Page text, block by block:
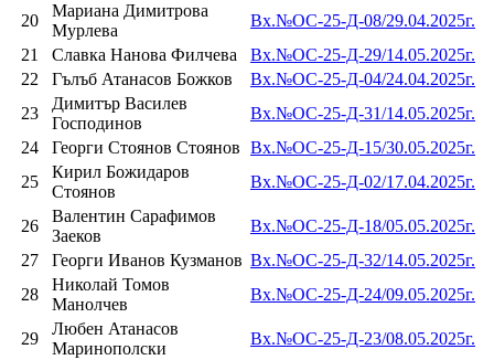
20
Мариана Димитрова
Мурлева
Вх.№ОС-25-Д-08/29.04.2025г.
21
Славка Нанова Филчева
Вх.№ОС-25-Д-29/14.05.2025г.
22
Гълъб Атанасов Божков
Вх.№ОС-25-Д-04/24.04.2025г.
23
Димитър Василев
Господинов
Вх.№ОС-25-Д-31/14.05.2025г.
24
Георги Стоянов Стоянов Вх.№ОС-25-Д-15/30.05.2025г.
25
Кирил Божидаров
Стоянов
Вх.№ОС-25-Д-02/17.04.2025г.
26
Валентин Сарафимов
Заеков
Вх.№ОС-25-Д-18/05.05.2025г.
27
Георги Иванов Кузманов Вх.№ОС-25-Д-32/14.05.2025г.
28
Николай Томов
Манолчев
Вх.№ОС-25-Д-24/09.05.2025г.
29
Любен Атанасов
Маринополски
Вх.№ОС-25-Д-23/08.05.2025г.